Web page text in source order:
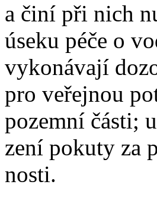
a činí při nich
úseku péče o
vykonávají
pro veřejnou
pozemní části;
zení pokuty za
nosti.